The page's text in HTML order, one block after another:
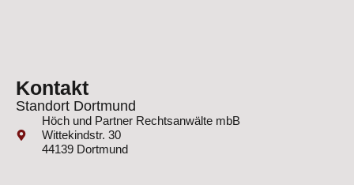
Kontakt
Standort Dortmund
Höch und Partner Rechtsanwälte mbB
Wittekindstr. 30
44139 Dortmund